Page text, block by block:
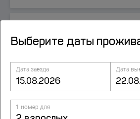
Ашукино
Выберите даты
Дата заезда Дата
1 номер для